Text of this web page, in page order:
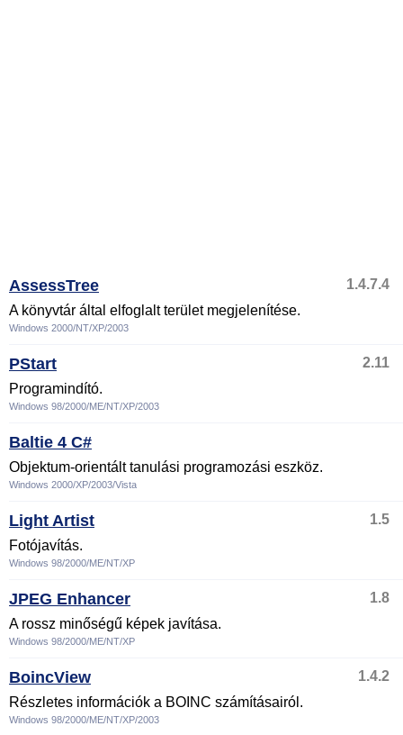
AssessTree
1.4.7.4
A könyvtár által elfoglalt terület megjelenítése.
Windows 2000/NT/XP/2003
PStart
2.11
Programindító.
Windows 98/2000/ME/NT/XP/2003
Baltie 4 C#
Objektum-orientált tanulási programozási eszköz.
Windows 2000/XP/2003/Vista
Light Artist
1.5
Fotójavítás.
Windows 98/2000/ME/NT/XP
JPEG Enhancer
1.8
A rossz minőségű képek javítása.
Windows 98/2000/ME/NT/XP
BoincView
1.4.2
Részletes információk a BOINC számításairól.
Windows 98/2000/ME/NT/XP/2003